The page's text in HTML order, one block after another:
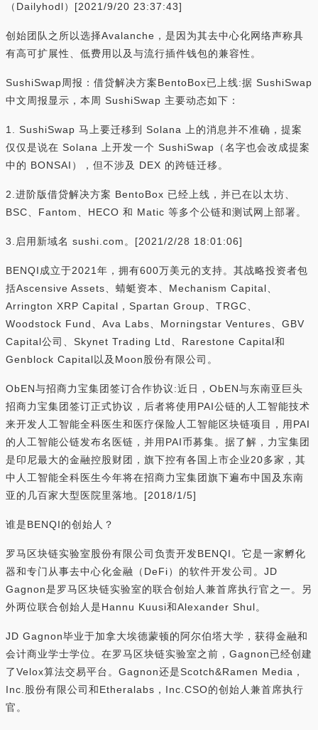
（Dailyhodl）[2021/9/20 23:37:43]
创始团队之所以选择Avalanche，是因为其去中心化网络声称具
有高可扩展性、低费用以及与流行插件钱包的兼容性。
SushiSwap周报：借贷解决方案BentoBox已上线:据 SushiSwap
中文周报显示，本周 SushiSwap 主要动态如下：
1. SushiSwap 马上要迁移到 Solana 上的消息并不准确，提案
仅仅是说在 Solana 上开发一个 SushiSwap（名字也会改成提案
中的 BONSAI），但不涉及 DEX 的跨链迁移。
2.进阶版借贷解决方案 BentoBox 已经上线，并已在以太坊、
BSC、Fantom、HECO 和 Matic 等多个公链和测试网上部署。
3.启用新域名 sushi.com。[2021/2/28 18:01:06]
BENQI成立于2021年，拥有600万美元的支持。其战略投资者包
括Ascensive Assets、蜻蜓资本、Mechanism Capital、
Arrington XRP Capital，Spartan Group、TRGC、
Woodstock Fund、Ava Labs、Morningstar Ventures、GBV
Capital公司、Skynet Trading Ltd、Rarestone Capital和
Genblock Capital以及Moon股份有限公司。
ObEN与招商力宝集团签订合作协议:近日，ObEN与东南亚巨头
招商力宝集团签订正式协议，后者将使用PAI公链的人工智能技术
来开发人工智能全科医生和医疗保险人工智能区块链项目，用PAI
的人工智能公链发布名医链，并用PAI币募集。据了解，力宝集团
是印尼最大的金融控股财团，旗下控有各国上市企业20多家，其
中人工智能全科医生今年将在招商力宝集团旗下遍布中国及东南
亚的几百家大型医院里落地。[2018/1/5]
谁是BENQI的创始人？
罗马区块链实验室股份有限公司负责开发BENQI。它是一家孵化
器和专门从事去中心化金融（DeFi）的软件开发公司。JD
Gagnon是罗马区块链实验室的联合创始人兼首席执行官之一。另
外两位联合创始人是Hannu Kuusi和Alexander Shul。
JD Gagnon毕业于加拿大埃德蒙顿的阿尔伯塔大学，获得金融和
会计商业学士学位。在罗马区块链实验室之前，Gagnon已经创建
了Velox算法交易平台。Gagnon还是Scotch&Ramen Media，
Inc.股份有限公司和Etheralabs，Inc.CSO的创始人兼首席执行
官。